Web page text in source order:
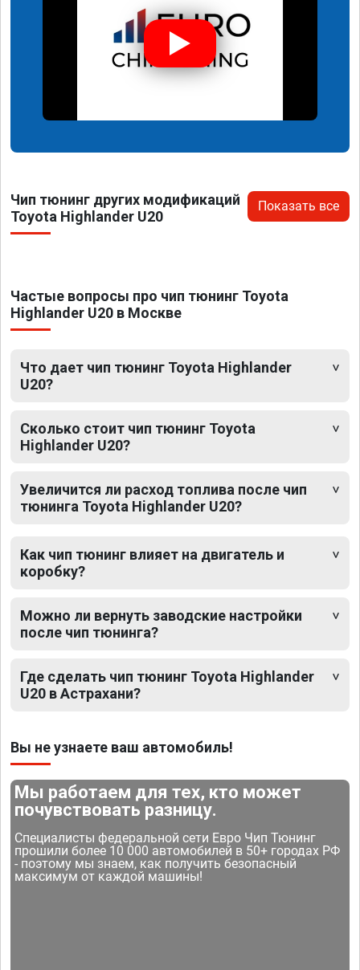
Чип тюнинг других модификаций
Toyota Highlander U20
Показать все
Частые вопросы про чип тюнинг Toyota
Highlander U20 в Москве
Что дает чип тюнинг Toyota Highlander
U20?
Сколько стоит чип тюнинг Toyota
Highlander U20?
Увеличится ли расход топлива после чип
тюнинга Toyota Highlander U20?
Как чип тюнинг влияет на двигатель и
коробку?
Можно ли вернуть заводские настройки
после чип тюнинга?
Где сделать чип тюнинг Toyota Highlander
U20 в Астрахани?
Вы не узнаете ваш автомобиль!
Мы работаем для тех, кто может
почувствовать разницу.
Специалисты федеральной сети Евро Чип Тюнинг
прошили более 10 000 автомобилей в 50+ городах РФ
- поэтому мы знаем, как получить безопасный
максимум от каждой машины!